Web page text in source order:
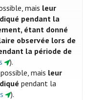
mais leur
pendant la
étant donné
observée lors de
la période de
).
mais leur
pendant la
).